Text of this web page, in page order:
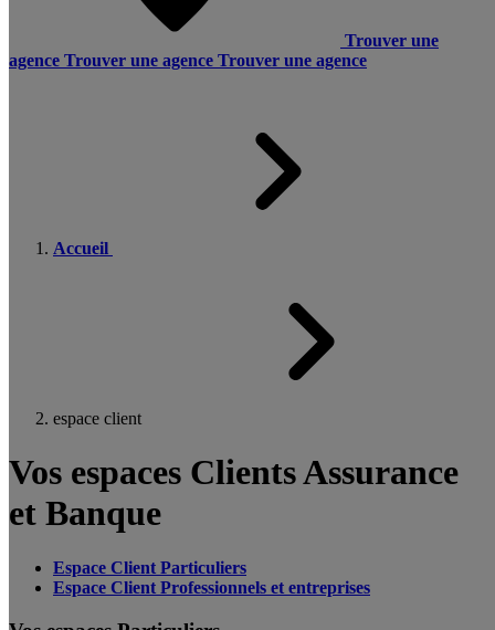
Trouver une
agence Trouver une agence Trouver une agence
Accueil
espace client
Vos espaces Clients Assurance
et Banque
Espace Client Particuliers
Espace Client Professionnels et entreprises